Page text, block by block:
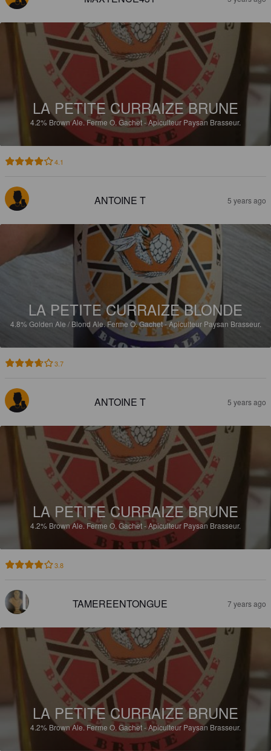
LA PETITE CURRAIZE BRUNE
4.2% Brown Ale.Ferme O. Gachet - Apiculteur Paysan Brasseur.
4.1
ANTOINE T 5 years ago
LA PETITE CURRAIZE BLONDE
4.8% Golden Ale / Blond Ale. Ferme O. Gachet - Apiculteur Paysan Brasseur.
3.7
ANTOINE T 5 years ago
LA PETITE CURRAIZE BRUNE
4.2% Brown Ale.Ferme O. Gachet - Apiculteur Paysan Brasseur.
3.8
TAMEREENTONGUE 7 years ago
LA PETITE CURRAIZE BRUNE
4.2% Brown Ale.Ferme O. Gachet - Apiculteur Paysan Brasseur.